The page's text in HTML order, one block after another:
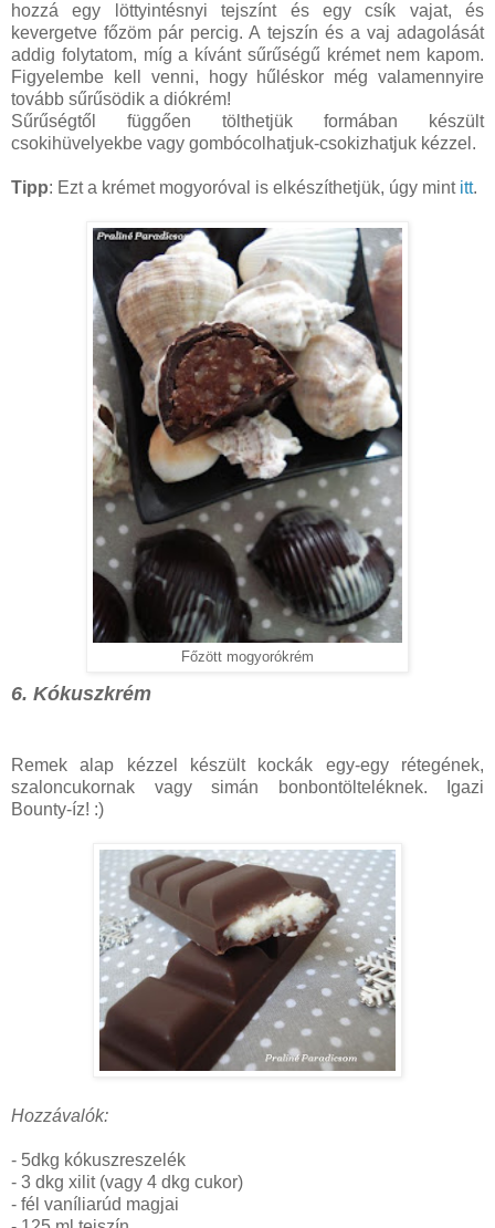
hozzá egy löttyintésnyi tejszínt és egy csík vajat, és
kevergetve főzöm pár percig. A tejszín és a vaj adagolását
addig folytatom, míg a kívánt sűrűségű krémet nem kapom.
Figyelembe kell venni, hogy hűléskor még valamennyire
tovább sűrűsödik a diókrém!
Sűrűségtől függően tölthetjük formában készült
csokihüvelyekbe vagy gombócolhatjuk-csokizhatjuk kézzel.
Tipp: Ezt a krémet mogyoróval is elkészíthetjük, úgy mintitt.
Főzött mogyorókrém
6. Kókuszkrém
Remek alap kézzel készült kockák egy-egy rétegének,
szaloncukornak vagy simán bonbontölteléknek. Igazi
Bounty-íz! :)
Hozzávalók:
- 5dkg kókuszreszelék
- 3 dkg xilit (vagy 4 dkg cukor)
- fél vaníliarúd magjai